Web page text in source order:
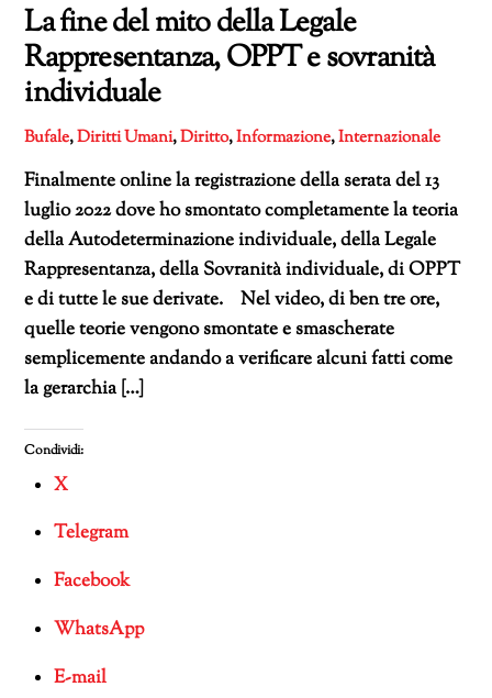
La fine del mito della Legale
Rappresentanza, OPPT e sovranità
individuale
Bufale,Diritti Umani,Diritto,Informazione,Internazionale
Finalmente online la registrazione della serata del 13
luglio 2022 dove ho smontato completamente la teoria
della Autodeterminazione individuale, della Legale
Rappresentanza, della Sovranità individuale, di OPPT
e di tutte le sue derivate. Nel video, di ben tre ore,
quelle teorie vengono smontate e smascherate
semplicemente andando a verificare alcuni fatti come
la gerarchia […]
Condividi:
X
Telegram
Facebook
WhatsApp
E-mail